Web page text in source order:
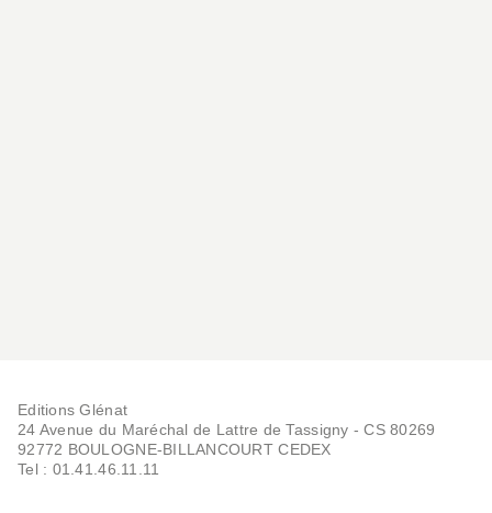
Editions Glénat
24 Avenue du Maréchal de Lattre de Tassigny - CS 80269
92772 BOULOGNE-BILLANCOURT CEDEX
Tel : 01.41.46.11.11